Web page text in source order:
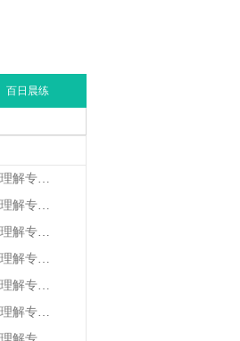
百日晨练
2026年12月大学英语六级阅读理解专项习题(7)
2026年12月大学英语六级阅读理解专项习题(8)
2026年12月大学英语六级阅读理解专项习题(9)
2026年12月大学英语六级阅读理解专项习题(4)
2026年12月大学英语六级阅读理解专项习题(5)
2026年12月大学英语六级阅读理解专项习题(6)